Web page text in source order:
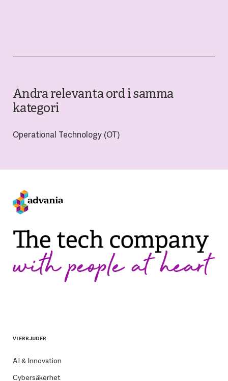
Andra relevanta ord i samma
kategori
Operational Technology (OT)
VI ERBJUDER
AI & Innovation
Cybersäkerhet